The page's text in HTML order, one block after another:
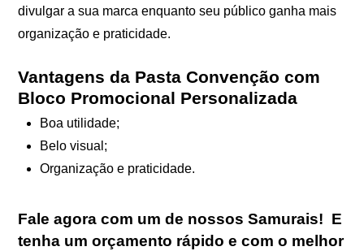
divulgar a sua marca enquanto seu público ganha mais
organização e praticidade.
Vantagens da Pasta Convenção com
Bloco Promocional Personalizada
Boa utilidade;
Belo visual;
Organização e praticidade.
Fale agora com um de nossos Samurais! E
tenha um orçamento rápido e com o melhor